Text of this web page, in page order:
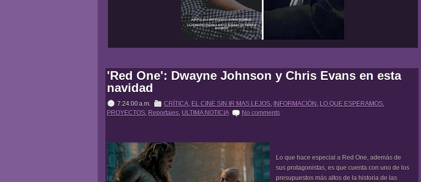
'Red One': Dwayne Johnson y Chris Evans en esta
navidad
7:24:00 a.m. CRÍTICA, EL CINE SIN IR MAS LEJOS, INFORMACIÓN , LO QUE ESPERAMOS,
PROYECTOS, Reportajes, ULTIMA NOTICIA No comments
Lo que hace especial a Red One, además de
sus protagonistas, es que cuenta con uno de los
presupuestos más altos de la historia de las